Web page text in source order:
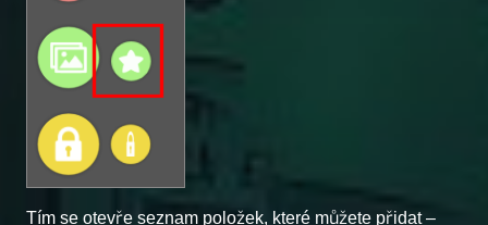
Tím se otevře seznam položek, které můžete přidat –